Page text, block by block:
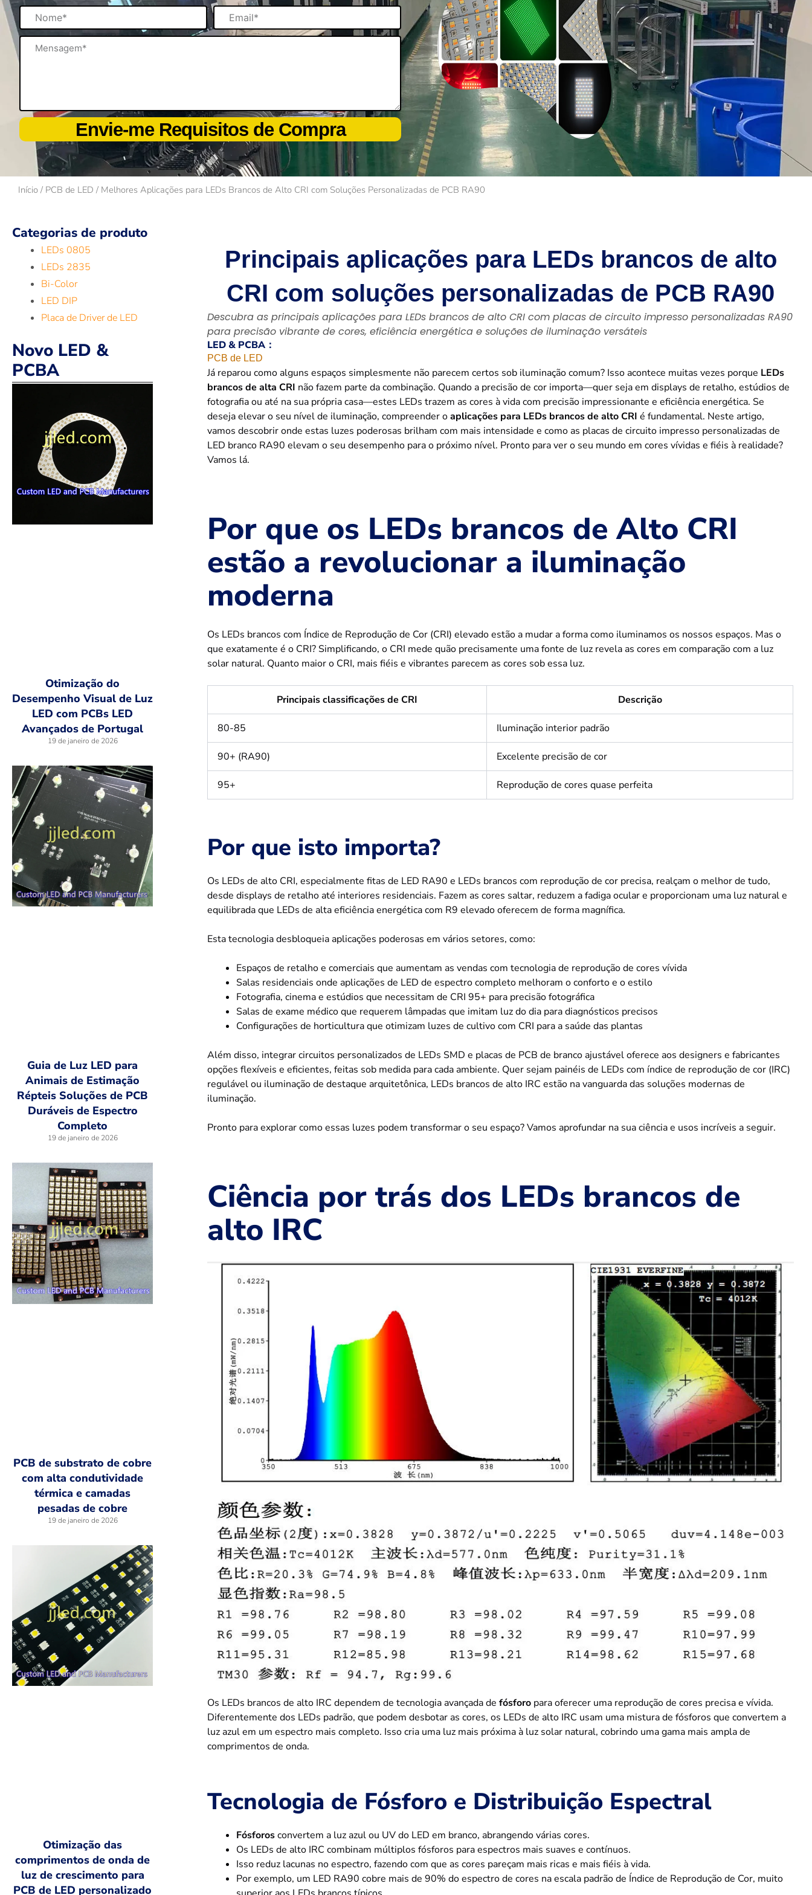
Nome Email
Mensagem
Envie-me Requisitos de Compra
Início / PCB de LED / Melhores Aplicações para LEDs Brancos de Alto CRI com Soluções Personalizadas de PCB RA90
Categorias de produto
LEDs 0805
LEDs 2835
Bi-Color
LED DIP
Placa de Driver de LED
Novo LED &
PCBA
Otimização do
Desempenho Visual de Luz
LED com PCBs LED
Avançados de Portugal
19 de janeiro de 2026
Guia de Luz LED para
Animais de Estimação
Répteis Soluções de PCB
Duráveis de Espectro
Completo
19 de janeiro de 2026
PCB de substrato de cobre
com alta condutividade
térmica e camadas
pesadas de cobre
19 de janeiro de 2026
Otimização das
comprimentos de onda de
luz de crescimento para
PCB de LED personalizado
Principais aplicações para LEDs brancos de alto
CRI com soluções personalizadas de PCB RA90
Descubra as principais aplicações para LEDs brancos de alto CRI com placas de circuito impresso personalizadas RA90
para precisão vibrante de cores, eficiência energética e soluções de iluminação versáteis
LED & PCBA：
PCB de LED
Já reparou como alguns espaços simplesmente não parecem certos sob iluminação comum? Isso acontece muitas vezes porque LEDs
brancos de alta CRI não fazem parte da combinação. Quando a precisão de cor importa—quer seja em displays de retalho, estúdios de
fotografia ou até na sua própria casa—estes LEDs trazem as cores à vida com precisão impressionante e eficiência energética. Se
deseja elevar o seu nível de iluminação, compreender oaplicações para LEDs brancos de alto CRI é fundamental. Neste artigo,
vamos descobrir onde estas luzes poderosas brilham com mais intensidade e como as placas de circuito impresso personalizadas de
LED branco RA90 elevam o seu desempenho para o próximo nível. Pronto para ver o seu mundo em cores vívidas e fiéis à realidade?
Vamos lá.
Por que os LEDs brancos de Alto CRI
estão a revolucionar a iluminação
moderna
Os LEDs brancos com Índice de Reprodução de Cor (CRI) elevado estão a mudar a forma como iluminamos os nossos espaços. Mas o
que exatamente é o CRI? Simplificando, o CRI mede quão precisamente uma fonte de luz revela as cores em comparação com a luz
solar natural. Quanto maior o CRI, mais fiéis e vibrantes parecem as cores sob essa luz.
Principais classificações de CRI Descrição
80-85 Iluminação interior padrão
90+ (RA90) Excelente precisão de cor
95+ Reprodução de cores quase perfeita
Por que isto importa?
Os LEDs de alto CRI, especialmente fitas de LED RA90 e LEDs brancos com reprodução de cor precisa, realçam o melhor de tudo,
desde displays de retalho até interiores residenciais. Fazem as cores saltar, reduzem a fadiga ocular e proporcionam uma luz natural e
equilibrada que LEDs de alta eficiência energética com R9 elevado oferecem de forma magnífica.
Esta tecnologia desbloqueia aplicações poderosas em vários setores, como:
Espaços de retalho e comerciais que aumentam as vendas com tecnologia de reprodução de cores vívida
Salas residenciais onde aplicações de LED de espectro completo melhoram o conforto e o estilo
Fotografia, cinema e estúdios que necessitam de CRI 95+ para precisão fotográfica
Salas de exame médico que requerem lâmpadas que imitam luz do dia para diagnósticos precisos
Configurações de horticultura que otimizam luzes de cultivo com CRI para a saúde das plantas
Além disso, integrar circuitos personalizados de LEDs SMD e placas de PCB de branco ajustável oferece aos designers e fabricantes
opções flexíveis e eficientes, feitas sob medida para cada ambiente. Quer sejam painéis de LEDs com índice de reprodução de cor (IRC)
regulável ou iluminação de destaque arquitetônica, LEDs brancos de alto IRC estão na vanguarda das soluções modernas de
iluminação.
Pronto para explorar como essas luzes podem transformar o seu espaço? Vamos aprofundar na sua ciência e usos incríveis a seguir.
Ciência por trás dos LEDs brancos de
alto IRC
Os LEDs brancos de alto IRC dependem de tecnologia avançada defósforo para oferecer uma reprodução de cores precisa e vívida.
Diferentemente dos LEDs padrão, que podem desbotar as cores, os LEDs de alto IRC usam uma mistura de fósforos que convertem a
luz azul em um espectro mais completo. Isso cria uma luz mais próxima à luz solar natural, cobrindo uma gama mais ampla de
comprimentos de onda.
Tecnologia de Fósforo e Distribuição Espectral
Fósforosconvertem a luz azul ou UV do LED em branco, abrangendo várias cores.
Os LEDs de alto IRC combinam múltiplos fósforos para espectros mais suaves e contínuos.
Isso reduz lacunas no espectro, fazendo com que as cores pareçam mais ricas e mais fiéis à vida.
Por exemplo, um LED RA90 cobre mais de 90% do espectro de cores na escala padrão de Índice de Reprodução de Cor, muito